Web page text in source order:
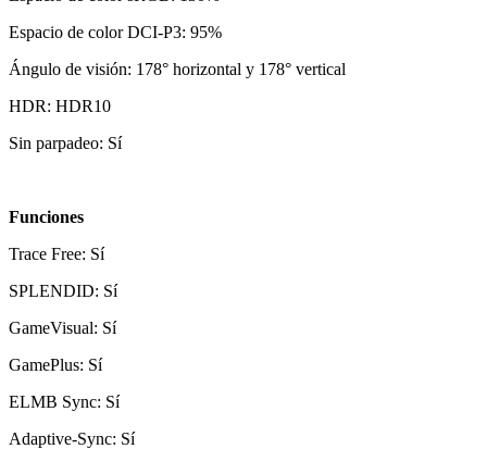
Espacio de color DCI-P3: 95%
Ángulo de visión: 178° horizontal y 178° vertical
HDR: HDR10
Sin parpadeo: Sí
Funciones
Trace Free: Sí
SPLENDID: Sí
GameVisual: Sí
GamePlus: Sí
ELMB Sync: Sí
Adaptive-Sync: Sí